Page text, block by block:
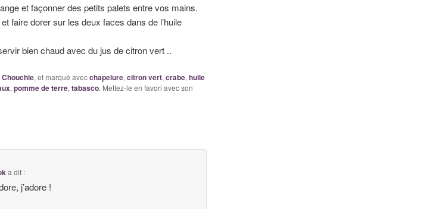
et façonner des petits palets entre vos mains.
faire dorer sur les deux faces dans de l’huile
bien chaud avec du jus de citron vert ..
Chouchie, et marqué avecchapelure, citron vert, crabe, huile
, pomme de terre, tabasco. Mettez-le en favori avec son
a dit :
j’adore !